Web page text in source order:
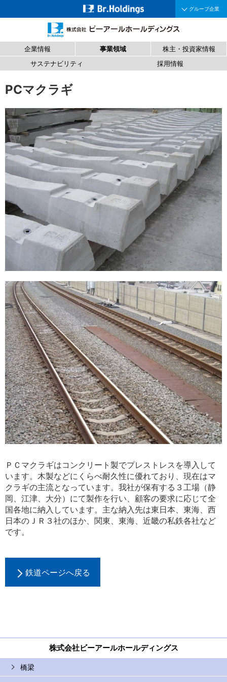
グループ企業
企業情報 事業領域
株主・投資家情報
サステナビリティ
採用情報
株式会社ビーアールホールディングス
橋梁
PCマクラギ
ＰＣマクラギはコンクリート製でプレストレスを導入して
います。木製などにくらべ耐久性に優れており、現在はマ
クラギの主流となっています。我社が保有する３工場（静
岡、江津、大分）にて製作を行い、顧客の要求に応じて全
国各地に納入しています。主な納入先は東日本、東海、西
日本のＪＲ３社のほか、関東、東海、近畿の私鉄各社など
です。
鉄道ページへ戻る